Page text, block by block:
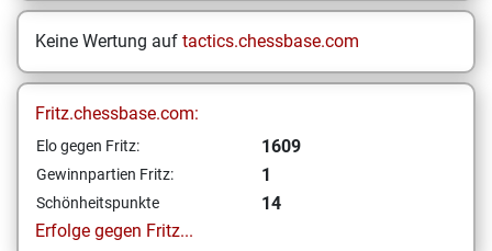
Keine Wertung auf tactics.chessbase.com
Fritz.chessbase.com:
Elo gegen Fritz: 1609
Gewinnpartien Fritz: 1
Schönheitspunkte
14
Erfolge gegen Fritz...